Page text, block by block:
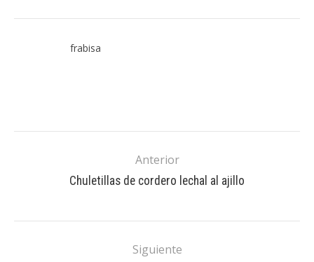
frabisa
Anterior
Chuletillas de cordero lechal al ajillo
Siguiente